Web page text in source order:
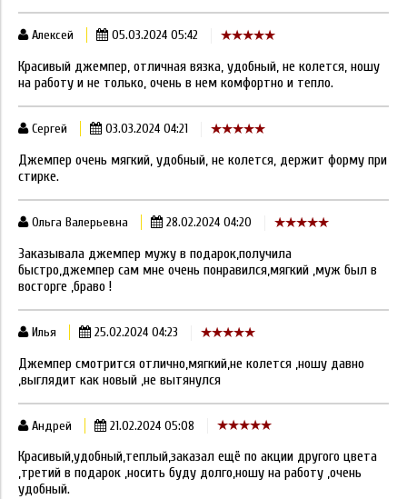
Алексей 05.03.2024 05:42
Красивый джемпер, отличная вязка, удобный, не колется, ношу
на работу и не только, очень в нем комфортно и тепло.
Сергей 03.03.2024 04:21
Джемпер очень мягкий, удобный, не колется, держит форму при
стирке.
Ольга Валерьевна 28.02.2024 04:20
Заказывала джемпер мужу в подарок,получила
быстро,джемпер сам мне очень понравился,мягкий ,муж был в
восторге ,браво !
Илья 25.02.2024 04:23
Джемпер смотрится отлично,мягкий,не колется ,ношу давно
,выглядит как новый ,не вытянулся
Андрей 21.02.2024 05:08
Красивый,удобный,теплый,заказал ещё по акции другого цвета
,третий в подарок ,носить буду долго,ношу на работу ,очень
удобный.